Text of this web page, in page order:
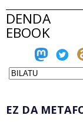
DENDA
EBOOK
EZ DA